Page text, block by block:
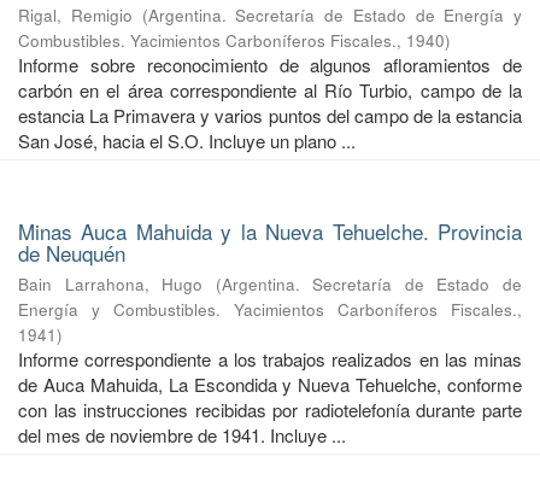
Rigal, Remigio (Argentina. Secretaría de Estado de Energía y
Combustibles. Yacimientos Carboníferos Fiscales., 1940)
Informe sobre reconocimiento de algunos afloramientos de
carbón en el área correspondiente al Río Turbio, campo de la
estancia La Primavera y varios puntos del campo de la estancia
San José, hacia el S.O. Incluye un plano ...
Minas Auca Mahuida y la Nueva Tehuelche. Provincia
de Neuquén
Bain Larrahona, Hugo (Argentina. Secretaría de Estado de
Energía y Combustibles. Yacimientos Carboníferos Fiscales.,
1941)
Informe correspondiente a los trabajos realizados en las minas
de Auca Mahuida, La Escondida y Nueva Tehuelche, conforme
con las instrucciones recibidas por radiotelefonía durante parte
del mes de noviembre de 1941. Incluye ...